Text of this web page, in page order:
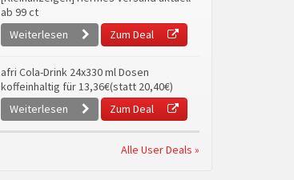
ab 99 ct
Weiterlesen
Zum Deal
afri Cola-Drink 24x330 ml Dosen
koffeinhaltig für 13,36€(statt 20,40€)
Weiterlesen
Zum Deal
Alle User Deals »